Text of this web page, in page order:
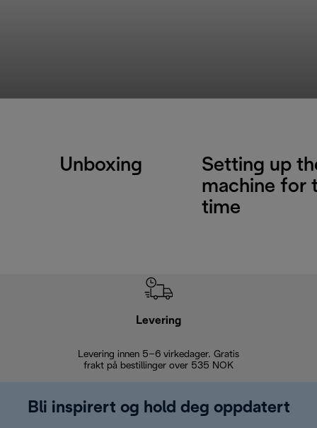
Unboxing
Setting up
machine for
time
Levering
Levering innen 5–6 virkedager. Gratis
frakt på bestillinger over 535 NOK
Bli inspirert og hold deg oppdatert